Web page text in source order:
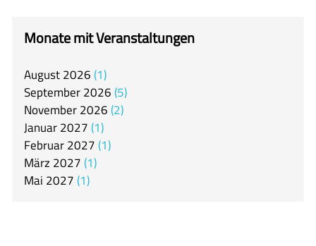
itslearning
Arbeitsgemeinschaften
Mensa
Unsere Schulgemeinschaft
Kontakt
Monate mit Veranstaltungen
August2026 1
September2026 5
November2026 2
Januar2027 1
Februar2027 1
März 2027 1
Mai 2027 1